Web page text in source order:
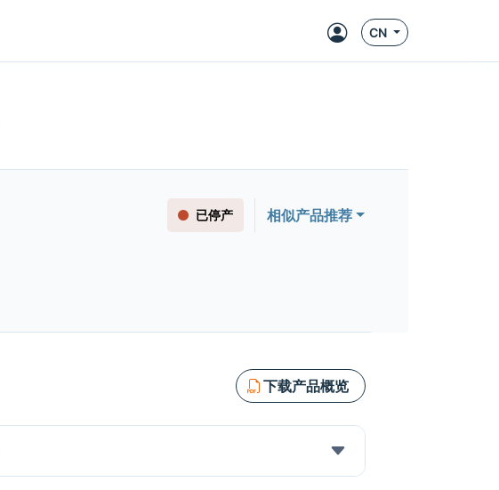
CN
已停产
相似产品推荐
下载产品概览